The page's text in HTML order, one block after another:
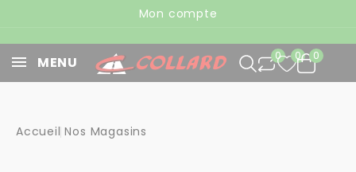
Panneau de gestion des cookies
Mon compte
MENU 0 0 0
Accueil Nos Magasins